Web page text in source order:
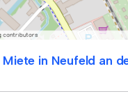
in Neufeld an